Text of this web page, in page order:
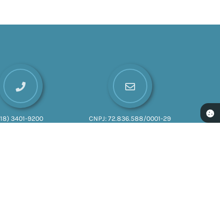
3401-9200 CNPJ:72.836.588/0001-29